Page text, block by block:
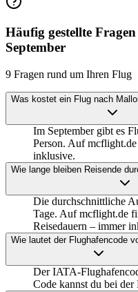
Häufig gestellte
September
9 Fragen rund um Ihren Flug
Was kostet ein Flug nach
Im September gibt es
Person. Auf
inklusive.
Wie lange bleiben Reisende
Die durchschnittliche
Tage. Auf mcflight.de
Reisedauern – immer
Wie lautet der Flughafencode
Der IATA-
Code kannst du bei